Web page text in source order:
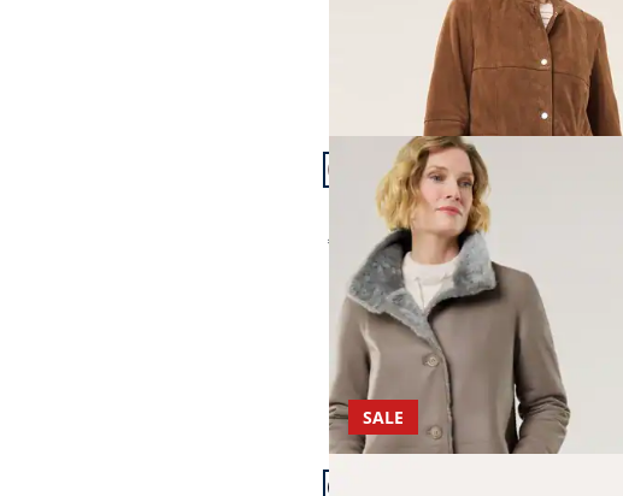
Artikel 10 von 14.
Premium Lammfell Wendemantel
€ 1.499,00
Artikel 13 von 14.
SALE